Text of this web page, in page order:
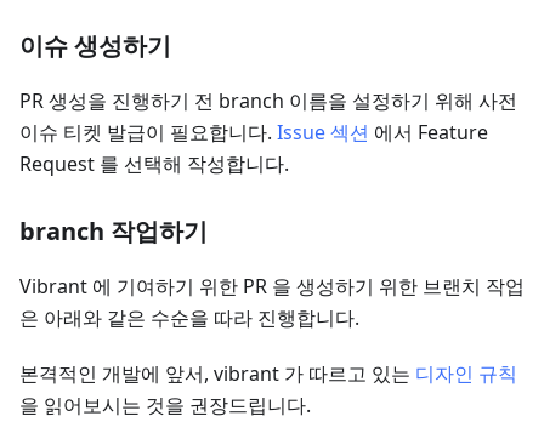
이슈 생성하기
PR 생성을 진행하기 전 branch 이름을 설정하기 위해 사전
이슈 티켓 발급이 필요합니다. Issue 섹션 에서 Feature
Request 를 선택해 작성합니다.
branch 작업하기
Vibrant 에 기여하기 위한 PR 을 생성하기 위한 브랜치 작업
은 아래와 같은 수순을 따라 진행합니다.
본격적인 개발에 앞서, vibrant 가 따르고 있는 디자인 규칙
을 읽어보시는 것을 권장드립니다.